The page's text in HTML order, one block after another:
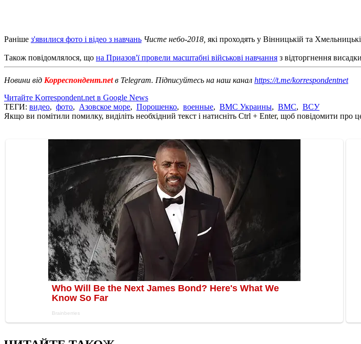
Раніше з'явилися фото і відео з навчань Чисте небо-2018, які проходять у Вінницькій та
Також повідомлялося, що на Приазов'ї провели масштабні військові навчання з відторгнення
Новини від Корреспондент.netв Telegram. Підписуйтесь на наш канал https://t.me/korrespondentnet
Читайте Korrespondent.net в Google News
ТЕГИ: видео, фото, Азовское море, Порошенко, военные, ВМС Украины, ВМС, ВСУ
Якщо ви помітили помилку, виділіть необхідний текст і натисніть Ctrl + Enter, щоб повідомити про